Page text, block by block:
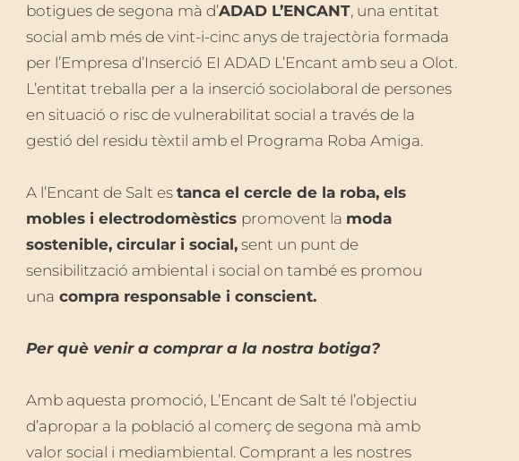
botigues de segona mà d’ADAD L’ENCANT, una entitat
social amb més de vint-i-cinc anys de trajectòria formada
per l’Empresa d’Inserció EI ADAD L’Encant amb seu a Olot.
L’entitat treballa per a la inserció sociolaboral de persones
en situació o risc de vulnerabilitat social a través de la
gestió del residu tèxtil amb el Programa Roba Amiga.
A l’Encant de Salt es tanca el cercle de la roba, els
mobles i electrodomèstics promovent la moda
sostenible, circular i social,sent un punt de
sensibilització ambiental i social on també es promou
una compra responsable i conscient.
Per què venir a comprar a la nostra botiga?
Amb aquesta promoció, L’Encant de Salt té l’objectiu
d’apropar a la població al comerç de segona mà amb
valor social i mediambiental. Comprant a les nostres